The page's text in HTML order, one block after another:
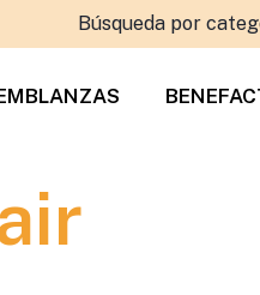
Búsqueda por